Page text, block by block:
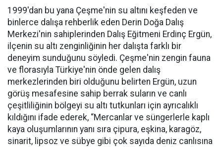
1999'dan bu yana Çeşme'nin su altını keşfeden ve
binlerce dalışa rehberlik eden Derin Doğa Dalış
Merkezi'nin sahiplerinden Dalış Eğitmeni Erdinç Ergün,
ilçenin su altı zenginliğinin her dalışta farklı bir
deneyim sunduğunu söyledi. Çeşme'nin zengin fauna
ve florasıyla Türkiye'nin önde gelen dalış
merkezlerinden biri olduğunu belirten Ergün, uzun
görüş mesafesine sahip berrak suların ve canlı
çeşitliliğinin bölgeyi su altı tutkunları için ayrıcalıklı
kıldığını ifade ederek, “Mercanlar ve süngerlerle kaplı
kaya oluşumlarının yanı sıra çipura, eşkina, karagöz,
sinarit, lipsoz ve sübye gibi çok sayıda deniz canlısına